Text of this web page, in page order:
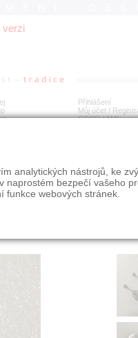
verzi
Přihlášení
Můj účet /
GDPR/AML
analytických nástrojů, ke
bezpečí vašeho
funkce webových stránek.